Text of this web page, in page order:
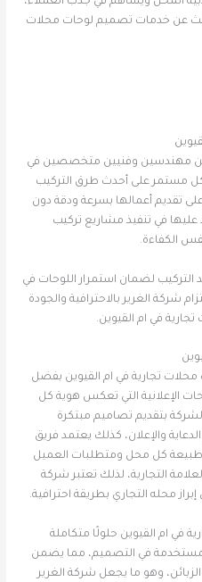
عن خدمات تصميم لوحات محلات
من مهندسين وفنيين متخصصين في
مستمر على أحدث طرق التركيب
تقديم أعمالها بسرعة ودقة دون
عليها في تنفيذ مشاريع تركيب
الكفاءة.
التركيب لضمان استمرار اللوحات في
شركة الغرير بالاحترافية والجودة
في ام القيوين.
تجارية في ام القيوين بفضل
الإعلانية التي تعكس هوية كل
بتقديم تصاميم مبتكرة
والإعلان، كذلك يعتمد فريق
طبيعة كل محل ومتطلبات العميل
التجارية، لذلك تعتبر شركة
محله التجاري بطريقة احترافية.
في ام القيوين حلولًا متكاملة
في التصميم، مما يضمن
وهو ما يجعل شركة الغرير